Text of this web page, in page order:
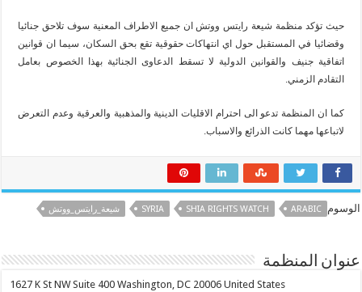
حيث تؤكد منظمة شيعة رايتس ووتش ان جميع الاطراف المعنية سوف تلاحق جنائيا
وقضائيا في المستقبل حول اي انتهاكات حقوقية تقع بحق السكان، سيما ان قوانين
اتفاقية جنيف والقوانين الدولية لا تسقط الدعاوى الجنائية بهذا الخصوص بعامل
التقادم الزمني.
كما ان المنظمة تدعو الى احترام الاقليات الدينية والمذهبية والعرقية وعدم التعرض
لاتباعها مهما كانت الذرائع والاسباب.
الوسوم ARABIC
SHIA RIGHTS WATCH
SYRIA شيعة_رايتس_ووتش
عنوان المنظمة
1627 K St NW Suite 400 Washington, DC 20006 United States